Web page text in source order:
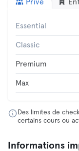
Privé
Essential
Classic
Premium
Max
Des limites de
certains cours ou
Informations